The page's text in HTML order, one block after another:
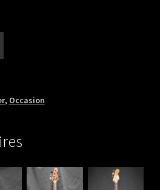
, Occasion